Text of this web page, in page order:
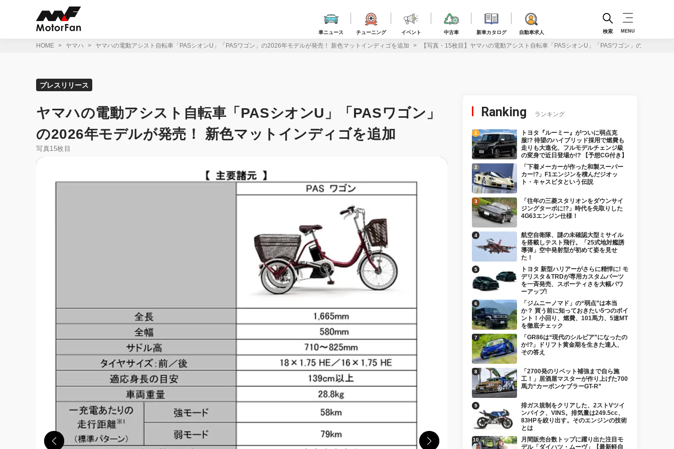
車ニュース チューニング イベント 中古車 新車カタログ 自動車求人 検索 MENU
HOME ヤマハ ヤマハの電動アシスト自転車「PASシオンU」「PASワゴン」の2026年モデルが発売！ 新色マットインディゴを追加 【写真・15枚目】ヤマハの電動アシスト自転車「PASシオンU」「PASワゴン」の2026年モ
プレスリリース
ヤマハの電動アシスト自転車「PASシオンU」「PASワゴン」
の2026年モデルが発売！ 新色マットインディゴを追加
写真15枚目
Ranking ランキング
トヨタ『ルーミー』がついに弱点克
服!? 待望のハイブリッド採用で燃費も
走りも大進化、フルモデルチェンジ級
の変身で近日登場か!? 【予想CG付き】
「下着メーカーが作った和製スーパー
カー!?」F1エンジンを積んだジオッ
ト・キャスピタという伝説
「往年の三菱スタリオンをダウンサイ
ジングターボに!?」時代を先取りした
4G63エンジン仕様！
航空自衛隊、謎の未確認大型ミサイル
を搭載しテスト飛行。「25式地対艦誘
導弾」空中発射型が初めて姿を見せ
た！
トヨタ 新型ハリアーがさらに精悍に! モ
デリスタ＆TRDが専用カスタムパーツ
を一斉発売、スポーティさを大幅パワ
ーアップ!
「ジムニーノマド」の“弱点”は本当
か？ 買う前に知っておきたい5つのポイ
ント！小回り、燃費、101馬力、5速MT
を徹底チェック
「GR86は“現代のシルビア”になったの
か!?」ドリフト黄金期を生きた達人、
その答え
「2700発のリベット補強まで自ら施
工！」居酒屋マスターが作り上げた700
馬力“カーボンケブラーGT-R”
排ガス規制をクリアした、2ストVツイ
ンバイク、VINS。排気量は249.5cc、
83HPを絞り出す。そのエンジンの技術
とは
月間販売台数トップに躍り出た注目モ
デル「ダイハツ・ムーヴ」【最新軽自